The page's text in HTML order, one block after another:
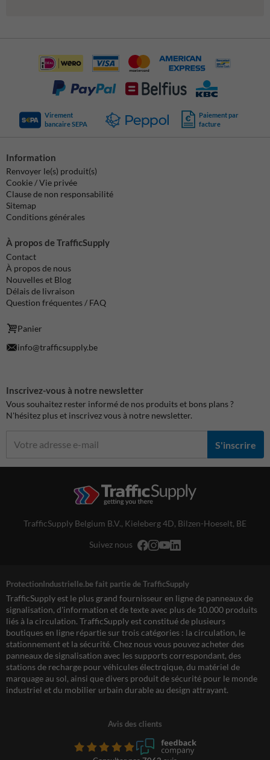
Virement
bancaire SEPA
Paiement par
facture
Information
Renvoyer le(s) produit(s)
Cookie / Vie privée
Clause de non responsabilité
Sitemap
Conditions générales
À propos de TrafficSupply
Contact
À propos de nous
Nouvelles et Blog
Délais de livraison
Question fréquentes / FAQ
Panier
info@trafficsupply.be
Inscrivez-vous à notre newsletter
Vous souhaitez rester informé de nos produits et bons plans ?
N'hésitez plus et inscrivez vous à notre newsletter.
S'inscrire
TrafficSupply Belgium B.V., Kieleberg 4D, Bilzen-Hoeselt, BE
Suivez nous
ProtectionIndustrielle.be fait partie de TrafficSupply
TrafficSupply est le plus grand fournisseur en ligne de panneaux de
signalisation, d'information et de texte avec plus de 10.000 produits
liés à la circulation. TrafficSupply est constitué de plusieurs
boutiques en ligne répartie sur trois catégories : la circulation, le
stationnement et la sécurité. Chez nous vous pouvez acheter des
panneaux de signalisation avec les supports correspondant, des
stations de recharge pour véhicules électrqique, du matériel de
marquage au sol, ainsi que divers produit de sécurité pour le monde
industriel et du mobilier urbain durable au design attrayant.
Avis des clients